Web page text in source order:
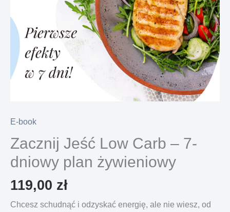
E-book
Zacznij Jeść Low Carb – 7-
dniowy plan żywieniowy
119,00 zł
Chcesz schudnąć i odzyskać energię, ale nie wiesz, od